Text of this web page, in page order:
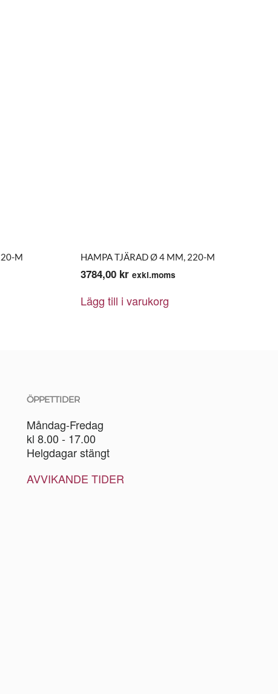
M HAMPA TJÄRAD Ø 4 MM, 220-M
3784,00 kr exkl.moms
Lägg till i varukorg
ÖPPETTIDER
Måndag-Fredag
kl 8.00 - 17.00
Helgdagar stängt
AVVIKANDE TIDER